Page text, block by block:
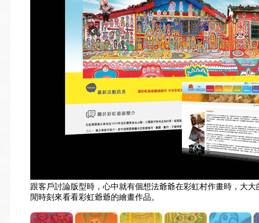
跟客戶討論版型時，心中就有個想法爺爺在彩虹村作畫時，大
閒時刻來看看彩虹爺爺的繪畫作品。